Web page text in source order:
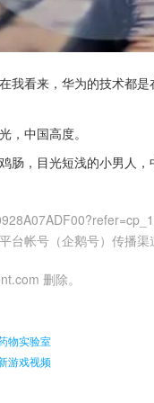
我看来，华为的技术都
，中国高度。
肠，目光短浅的小男人，
台帐号（企鹅号）传播
删除。
物实验室
游戏视频